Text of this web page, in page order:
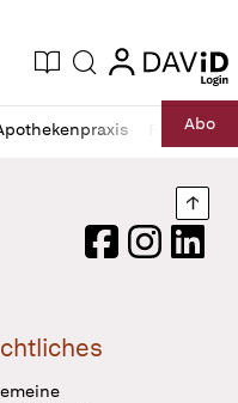
Ausgabe
Suche login
login
RechtAbo
FacebookInstagram